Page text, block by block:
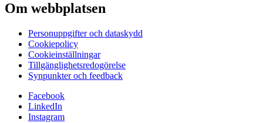
Om webbplatsen
Personuppgifter och dataskydd
Cookiepolicy
Cookieinställningar
Tillgänglighetsredogörelse
Synpunkter och feedback
Facebook
LinkedIn
Instagram